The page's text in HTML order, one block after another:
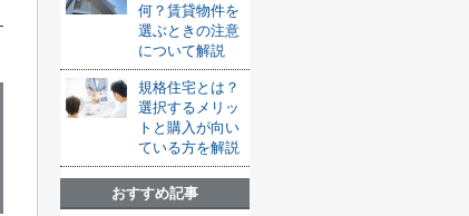
何？賃貸物件を
選ぶときの注意
について解説
規格住宅とは？
選択するメリッ
トと購入が向い
ている方を解説
おすすめ記事